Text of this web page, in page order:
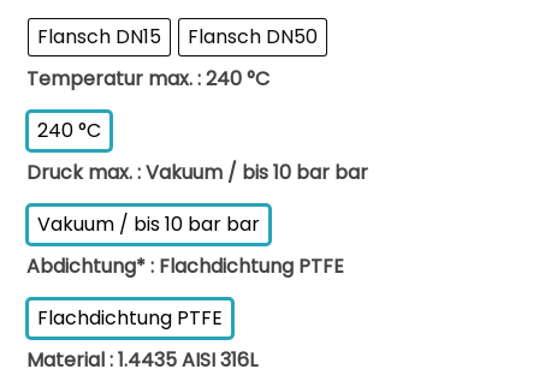
Flansch DN15
Flansch DN50
Temperatur max.: 240 °C
240 °C
Druck max.: Vakuum / bis 10 bar bar
Vakuum / bis 10 bar bar
Abdichtung*: Flachdichtung PTFE
Flachdichtung PTFE
Material: 1.4435 AISI 316L